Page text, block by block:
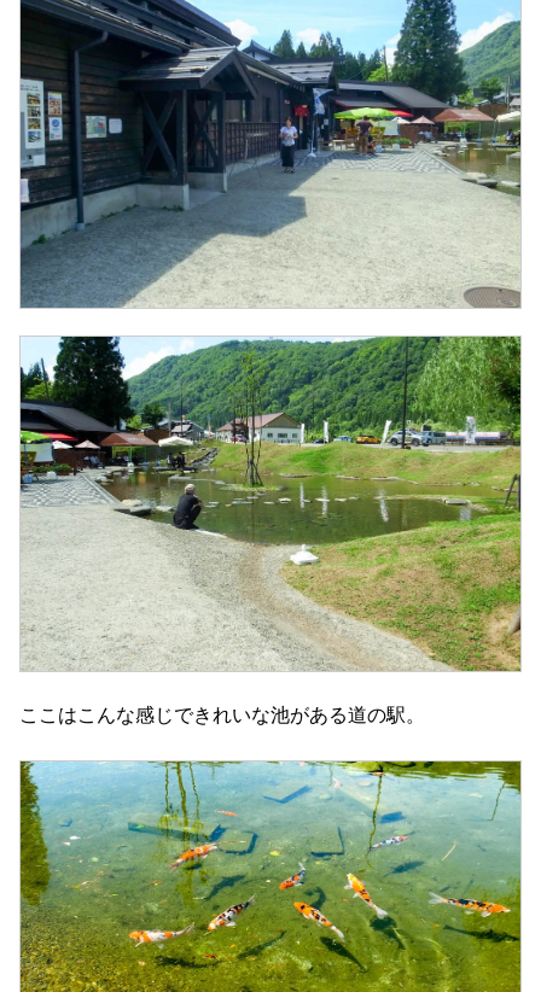
ここはこんな感じできれいな池がある道の駅。